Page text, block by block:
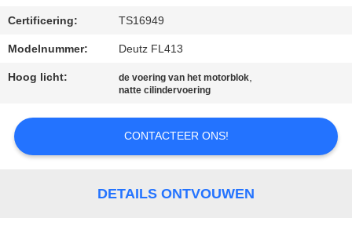
VERZOEK
OM
EEN
CITAAT
SITEMAP
Certificering: TS16949
Modelnummer: Deutz FL413
Hoog licht: de voering van het motorblok,
natte cilindervoering
CONTACTEER ONS!
DETAILS ONTVOUWEN